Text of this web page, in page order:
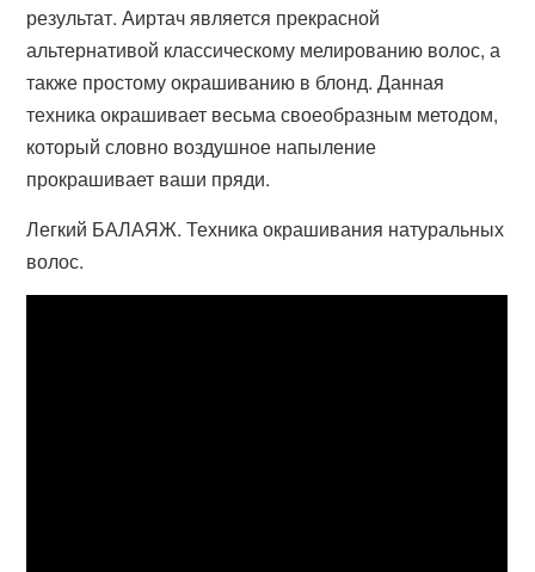
результат. Аиртач является прекрасной
альтернативой классическому мелированию волос, а
также простому окрашиванию в блонд. Данная
техника окрашивает весьма своеобразным методом,
который словно воздушное напыление
прокрашивает ваши пряди.
Легкий БАЛАЯЖ. Техника окрашивания натуральных
волос.